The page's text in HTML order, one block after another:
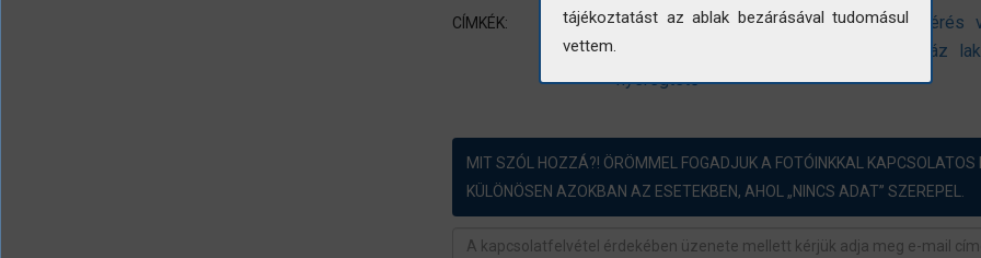
CÍMKÉK: településtörténeti vázlat műemléki felmérés
lakóház
nyeregtető
MIT SZÓL HOZZÁ?! ÖRÖMMEL FOGADJUK A FOTÓINKKAL KAPCSOLATOS
KÜLÖNÖSEN AZOKBAN AZ ESETEKBEN, AHOL „NINCS ADAT” SZEREPEL.
tájékoztatást az ablak bezárásával tudomásul
vettem.